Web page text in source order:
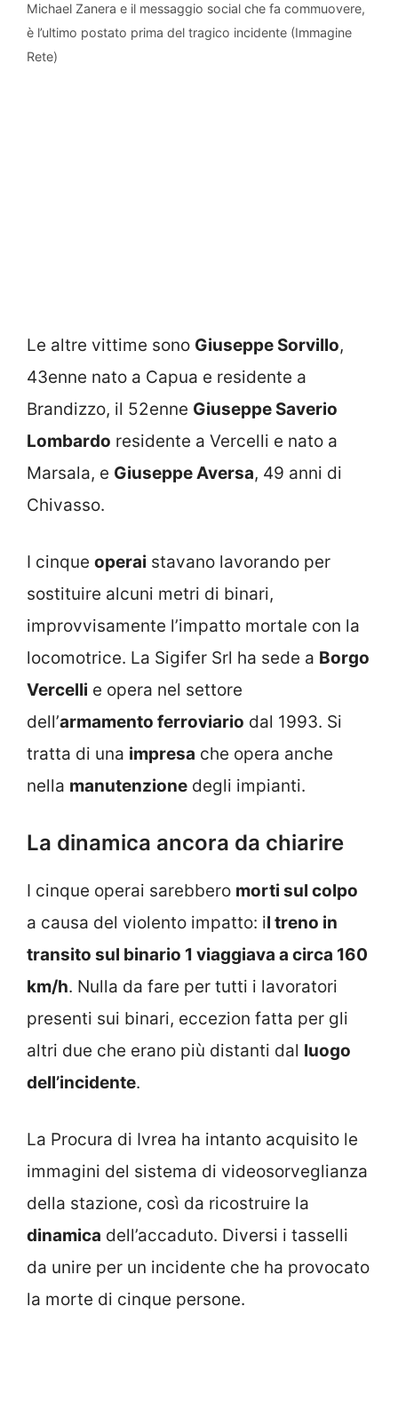
Michael Zanera e il messaggio social che fa commuovere,
è l’ultimo postato prima del tragico incidente (Immagine
Rete)
Le altre vittime sono Giuseppe Sorvillo,
43enne nato a Capua e residente a
Brandizzo, il 52enne Giuseppe Saverio
Lombardo residente a Vercelli e nato a
Marsala, e Giuseppe Aversa, 49 anni di
Chivasso.
I cinque operai stavano lavorando per
sostituire alcuni metri di binari,
improvvisamente l’impatto mortale con la
locomotrice. La Sigifer Srl ha sede a Borgo
Vercelli e opera nel settore
dell’armamento ferroviario dal 1993. Si
tratta di una impresa che opera anche
nella manutenzione degli impianti.
La dinamica ancora da chiarire
I cinque operai sarebbero morti sul colpo
a causa del violento impatto: il treno in
transito sul binario 1 viaggiava a circa 160
km/h. Nulla da fare per tutti i lavoratori
presenti sui binari, eccezion fatta per gli
altri due che erano più distanti dal luogo
dell’incidente.
La Procura di Ivrea ha intanto acquisito le
immagini del sistema di videosorveglianza
della stazione, così da ricostruire la
dinamica dell’accaduto. Diversi i tasselli
da unire per un incidente che ha provocato
la morte di cinque persone.